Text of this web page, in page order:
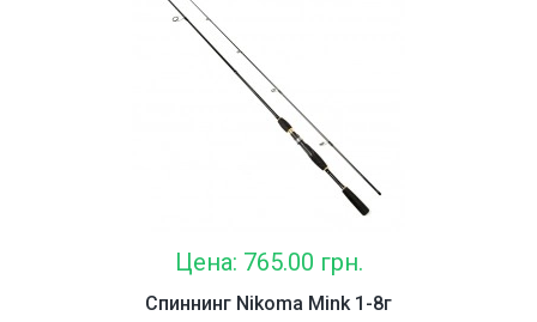
Цена: 765.00 грн.
Спиннинг Nikoma Mink 1-8г